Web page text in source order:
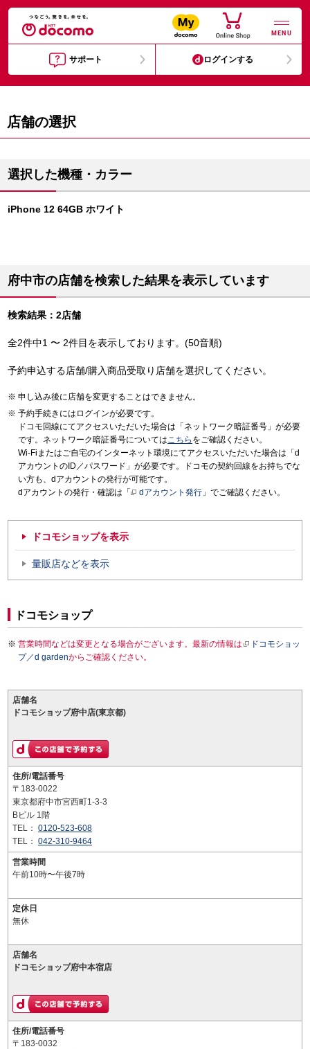
MENU
サポート ログインする
店舗の選択
選択した機種・カラー
iPhone 12 64GB ホワイト
府中市の店舗を検索した結果を表示しています
検索結果：2店舗
全2件中1 〜 2件目を表示しております。(50音順)
予約申込する店舗/購入商品受取り店舗を選択してください。
申し込み後に店舗を変更することはできません。
予約手続きにはログインが必要です。
ドコモ回線にてアクセスいただいた場合は「ネットワーク暗証番号」が必要
です。ネットワーク暗証番号についてはこちら をご確認ください。
Wi-Fiまたはご自宅のインターネット環境にてアクセスいただいた場合は「d
アカウントのID／パスワード」が必要です。ドコモの契約回線をお持ちでな
い方も、dアカウントの発行が可能です。
dアカウントの発行・確認は「
dアカウント発行 」でご確認ください。
ドコモショップを表示
量販店などを表示
ドコモショップ
営業時間などは変更となる場合がございます。最新の情報は
ドコモショッ
プ／d gardenからご確認ください。
店舗名
ドコモショップ府中店(東京都)
住所/電話番号
〒183-0022
東京都府中市宮西町1-3-3
Bビル 1階
TEL： 0120-523-608
TEL： 042-310-9464
営業時間
午前10時〜午後7時
定休日
無休
店舗名
ドコモショップ府中本宿店
住所/電話番号
〒183-0032